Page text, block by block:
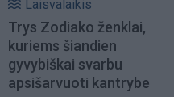
Laisvalaikis
Trys Zodiako ženklai,
kuriems šiandien
gyvybiškai svarbu
apsišarvuoti kantrybe